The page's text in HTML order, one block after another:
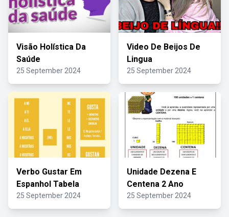
Visão Holística Da
Saúde
25 September 2024
Video De Beijos De
Lingua
25 September 2024
Verbo Gustar Em
Espanhol Tabela
25 September 2024
Unidade Dezena E
Centena 2 Ano
25 September 2024